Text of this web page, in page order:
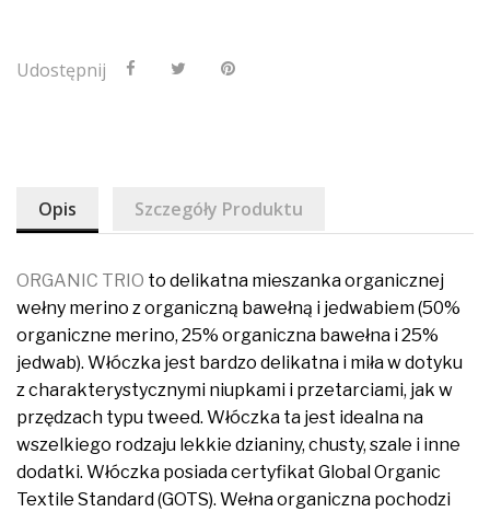
Udostępnij
Opis Szczegóły Produktu
ORGANIC TRIO to delikatna mieszanka organicznej
wełny merino z organiczną bawełną i jedwabiem (50%
organiczne merino, 25% organiczna bawełna i 25%
jedwab). Włóczka jest bardzo delikatna i miła w dotyku
z charakterystycznymi niupkami i przetarciami, jak w
przędzach typu tweed. Włóczka ta jest idealna na
wszelkiego rodzaju lekkie dzianiny, chusty, szale i inne
dodatki. Włóczka posiada certyfikat Global Organic
Textile Standard (GOTS). Wełna organiczna pochodzi